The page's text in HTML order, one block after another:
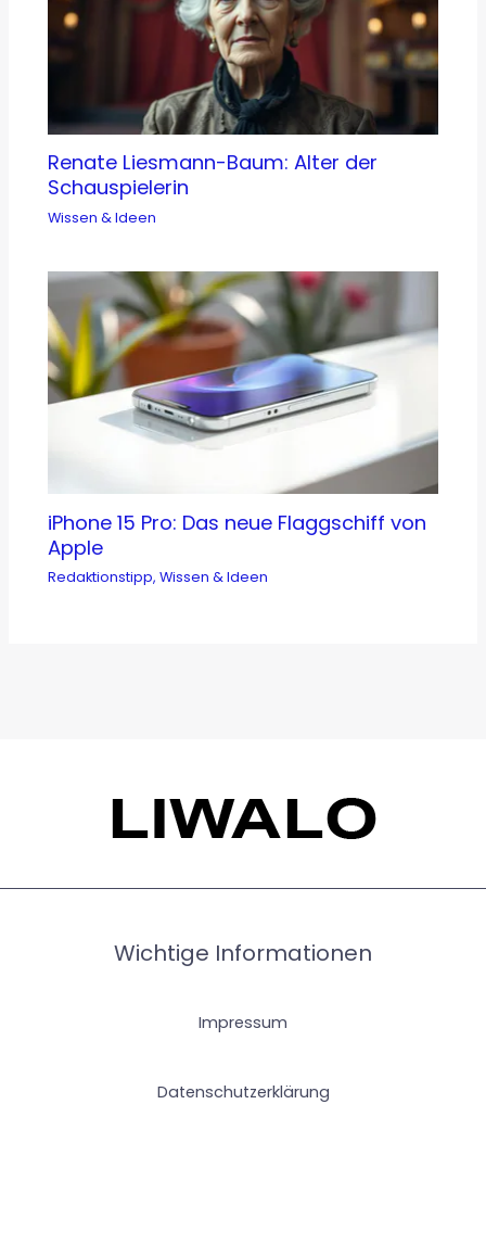
Renate Liesmann-Baum: Alter der
Schauspielerin
Wissen & Ideen
iPhone 15 Pro: Das neue Flaggschiff von
Apple
Redaktionstipp,Wissen & Ideen
Wichtige Informationen
Impressum
Datenschutzerklärung